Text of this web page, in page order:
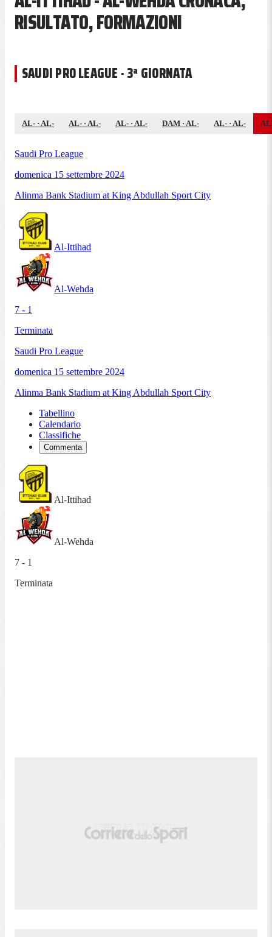
RISULTATO, FORMAZIONI
SAUDI PRO LEAGUE · 3ª GIORNATA
AL- · AL- AL- · AL- AL- · AL- DAM · AL- AL- · AL-
Saudi Pro League
domenica 15 settembre 2024
Alinma Bank Stadium at King Abdullah Sport City
Al-Ittihad
Al-Wehda
7 - 1
Terminata
Saudi Pro League
domenica 15 settembre 2024
Alinma Bank Stadium at King Abdullah Sport City
Tabellino
Calendario
Classifiche
Commenta
Al-Ittihad
Al-Wehda
7 - 1
Terminata